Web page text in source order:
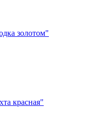
золотом"
красная"